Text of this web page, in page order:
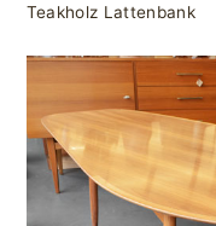
Teakholz Lattenbank